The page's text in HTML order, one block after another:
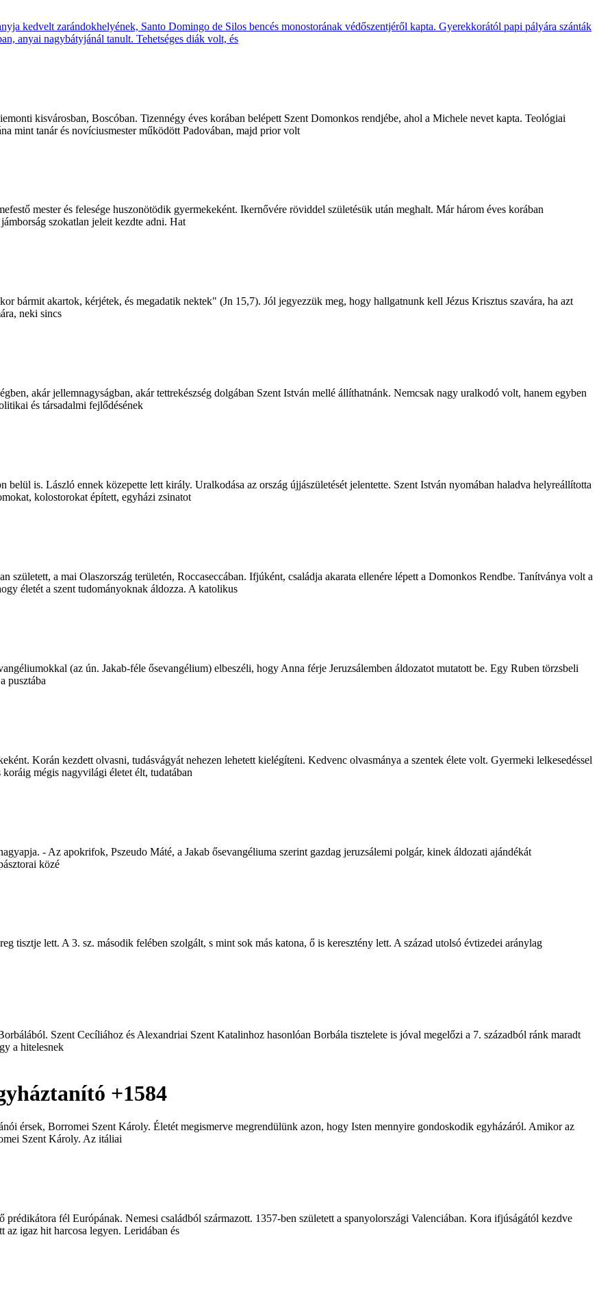
kedvelt zarándokhelyének, Santo Domingo de Silos bencés monostorának védőszentjéről kapta. Gyerekkorától papi pályára szánták
anyai nagybátyjánál tanult. Tehetséges diák volt, és
kisvárosban, Boscóban. Tizennégy éves korában belépett Szent Domonkos rendjébe, ahol a Michele nevet kapta. Teológiai
mint tanár és novíciusmester működött Padovában, majd prior volt
mester és felesége huszonötödik gyermekeként. Ikernővére röviddel születésük után meghalt. Már három éves korában
szokatlan jeleit kezdte adni. Hat
bármit akartok, kérjétek, és megadatik nektek" (Jn 15,7). Jól jegyezzük meg, hogy hallgatnunk kell Jézus Krisztus szavára, ha azt
neki sincs
akár jellemnagyságban, akár tettrekészség dolgában Szent István mellé állíthatnánk. Nemcsak nagy uralkodó volt, hanem egyben
és társadalmi fejlődésének
belül is. László ennek közepette lett király. Uralkodása az ország újjászületését jelentette. Szent István nyomában haladva helyreállította
kolostorokat épített, egyházi zsinatot
született, a mai Olaszország területén, Roccaseccában. Ifjúként, családja akarata ellenére lépett a Domonkos Rendbe. Tanítványa volt a
életét a szent tudományoknak áldozza. A katolikus
(az ún. Jakab-féle ősevangélium) elbeszéli, hogy Anna férje Jeruzsálemben áldozatot mutatott be. Egy Ruben törzsbeli
pusztába
Korán kezdett olvasni, tudásvágyát nehezen lehetett kielégíteni. Kedvenc olvasmánya a szentek élete volt. Gyermeki lelkesedéssel
mégis nagyvilági életet élt, tudatában
- Az apokrifok, Pszeudo Máté, a Jakab ősevangéliuma szerint gazdag jeruzsálemi polgár, kinek áldozati ajándékát
közé
tisztje lett. A 3. sz. második felében szolgált, s mint sok más katona, ő is keresztény lett. A század utolsó évtizedei aránylag
Szent Cecíliához és Alexandriai Szent Katalinhoz hasonlóan Borbála tisztelete is jóval megelőzi a 7. századból ránk maradt
a hitelesnek
+1584
érsek, Borromei Szent Károly. Életét megismerve megrendülünk azon, hogy Isten mennyire gondoskodik egyházáról. Amikor az
Szent Károly. Az itáliai
fél Európának. Nemesi családból származott. 1357-ben született a spanyolországi Valenciában. Kora ifjúságától kezdve
az igaz hit harcosa legyen. Leridában és